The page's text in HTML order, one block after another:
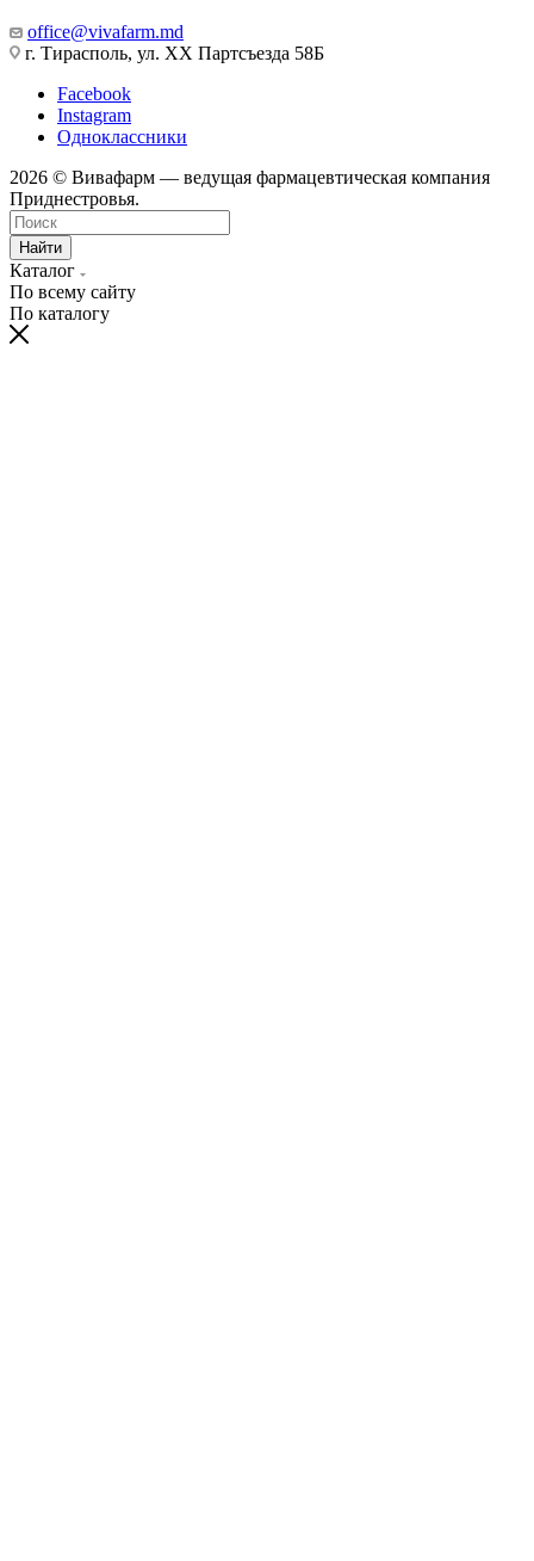
office@vivafarm.md
г. Тирасполь, ул. ХХ Партсъезда 58Б
Facebook
Instagram
Одноклассники
2026 © Вивафарм — ведущая фармацевтическая компания
Приднестровья.
Найти
Каталог
По всему сайту
По каталогу